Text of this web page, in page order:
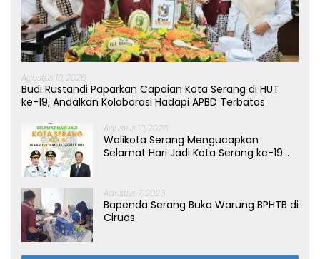
Agustus 10, 2026
Budi Rustandi Paparkan Capaian Kota Serang di HUT
ke-19, Andalkan Kolaborasi Hadapi APBD Terbatas
Agustus 10, 2026
Walikota Serang Mengucapkan
Selamat Hari Jadi Kota Serang ke-19
Agustus 7, 2026
Bapenda Serang Buka Warung BPHTB di
Ciruas